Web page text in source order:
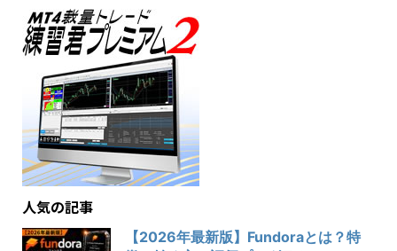
人気の記事
【2026年最新版】Fundoraとは？特